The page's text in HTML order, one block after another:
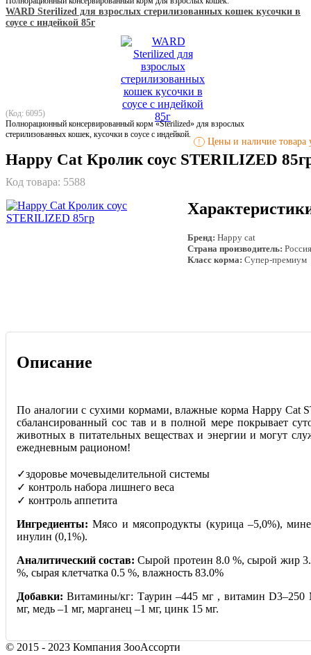
WARD Sterilized для взрослых стерилизованных кошек кусочки в
соусе с индейкой 85г
(Код: 6095)
Полнорационный консервированный корм «Sterilized» для взрослых
стерилизованных кошек, кусочки в соусе с индейкой.
! Цены и наличие товара
Happy Cat Кролик соус STERILIZED
Код товара: 5588
Бренд: Happy cat
Страна производитель: Россия
Класс корма: Супер-премиум
Описание
По аналогии с сухими кормами, влажные корма Happy Cat
сбалансированный сос тав и в полной мере покрывает
животных в питательных веществах и энергии и могут
ежедневным рационом!
✓здоровье мочевыделительной системы
✓ контроль набора лишнего веса
✓ контроль аппетита
Ингредиенты: Мясо и мясопродукты (курица –5,0%),
инулин (0,1%).
Аналитический состав: Сырой протеин 8.0 %, сырой жир
%, сырая клетчатка 0.5 %, влажность 83.0%
Добавки: Витамины/кг: Таурин –445 мг , витамин
мг, медь –1 мг, марганец –1 мг, цинк 15 мг.
© 2015 - 2023 Компания ЗооАссорти